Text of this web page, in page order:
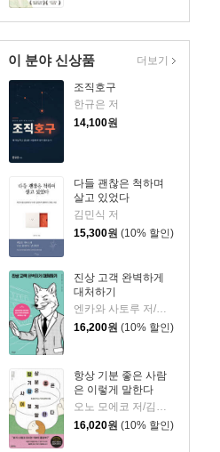
이 분야 신상품
조직호구
한규은 저
14,100원
다들 괜찮은 척하며
살고 있었다
김민식 저
15,300원 (10% 할인)
진상 고객 완벽하게
대처하기
엔카와 사토루 저/이주 역
16,200원 (10% 할인)
항상 기분 좋은 사람
은 이렇게 말한다
16,020원 (10% 할인)
더보기